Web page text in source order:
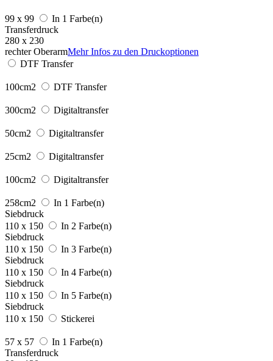
99 x 99
In 1 Farbe(n)
Transferdruck
280 x 230
rechter OberarmMehr Infos zu den Druckoptionen
DTF Transfer
100cm2 DTF Transfer
300cm2 Digitaltransfer
50cm2 Digitaltransfer
25cm2 Digitaltransfer
100cm2 Digitaltransfer
258cm2
In 1 Farbe(n)
Siebdruck
110 x 150
In 2 Farbe(n)
Siebdruck
110 x 150
In 3 Farbe(n)
Siebdruck
110 x 150
In 4 Farbe(n)
Siebdruck
110 x 150
In 5 Farbe(n)
Siebdruck
110 x 150
Stickerei
57 x 57
In 1 Farbe(n)
Transferdruck